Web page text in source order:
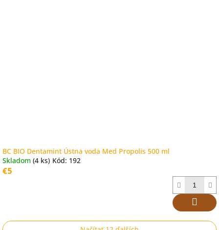
BC BIO Dentamint Ústna voda Med Propolis 500 ml
Skladom (4 ks) Kód: 192
€5